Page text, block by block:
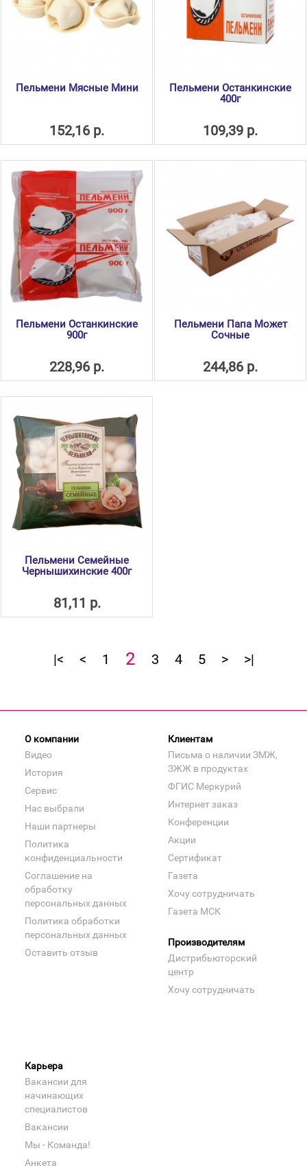
Пельмени Мясные Мини
152,16 р.
Пельмени Останкинские
400г
109,39 р.
Пельмени Останкинские
900г
228,96 р.
Пельмени Папа Может
Сочные
244,86 р.
Пельмени Семейные
Чернышихинские 400г
81,11 р.
|< < 1 2 3 4 5 > >|
О компании
Видео
История
Сервис
Нас выбрали
Наши партнеры
Политика
конфиденциальности
Соглашение на
обработку
персональных данных
Политика обработки
персональных данных
Оставить отзыв
Клиентам
Письма о наличии ЗМЖ,
ЗЖЖ в продуктах
ФГИС Меркурий
Интернет заказ
Конференции
Акции
Сертификат
Газета
Хочу сотрудничать
Газета МСК
Производителям
Дистрибьюторский
центр
Хочу сотрудничать
Карьера
Вакансии для
начинающих
специалистов
Вакансии
Мы - Команда!
Анкета